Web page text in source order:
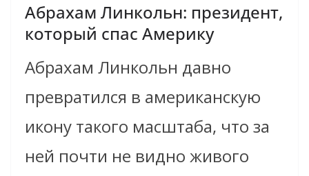
Абрахам Линкольн: президент,
который спас Америку
Абрахам Линкольн давно
превратился в американскую
икону такого масштаба, что за
ней почти не видно живого